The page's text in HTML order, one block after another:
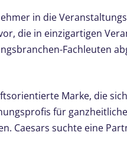
in die
die in einzigartigen
Fachleuten
Marke, die
für
Caesars suchte eine